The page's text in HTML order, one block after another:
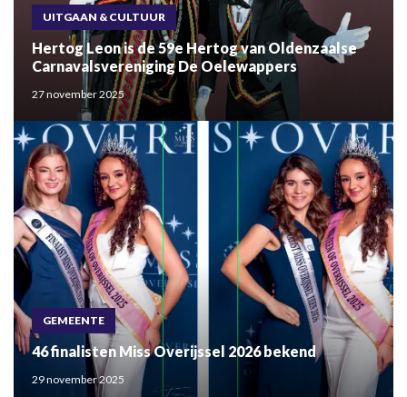
UITGAAN & CULTUUR
Hertog Leon is de 59e Hertog van Oldenzaalse
Carnavalsvereniging De Oelewappers
27 november 2025
GEMEENTE
46 finalisten Miss Overijssel 2026 bekend
29 november 2025